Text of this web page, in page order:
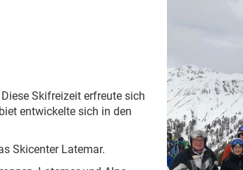
Skifreizeit erfreute sich
entwickelte sich in den
Skicenter Latemar.